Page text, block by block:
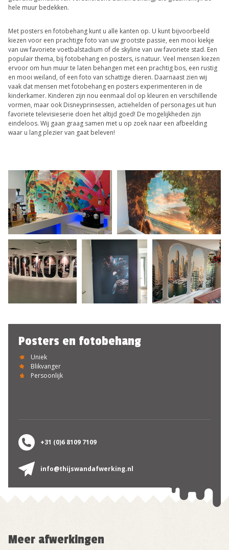
hele muur bedekken.
Met posters en fotobehang kunt u alle kanten op. U kunt bijvoorbeeld
kiezen voor een prachtige foto van uw grootste passie, een mooi kiekje
van uw favoriete voetbalstadium of de skyline van uw favoriete stad. Een
populair thema, bij fotobehang en posters, is natuur. Veel mensen kiezen
ervoor om hun muur te laten behangen met een prachtig bos, een rustig
en mooi weiland, of een foto van schattige dieren. Daarnaast zien wij
vaak dat mensen met fotobehang en posters experimenteren in de
kinderkamer. Kinderen zijn nou eenmaal dol op kleuren en verschillende
vormen, maar ook Disneyprinsessen, actiehelden of personages uit hun
favoriete televisieserie doen het altijd goed! De mogelijkheden zijn
eindeloos. Wij gaan graag samen met u op zoek naar een afbeelding
waar u lang plezier van gaat beleven!
Posters en fotobehang
Uniek
Blikvanger
Persoonlijk
+31 (0)6 8109 7109
info@thijswandafwerking.nl
Meer afwerkingen